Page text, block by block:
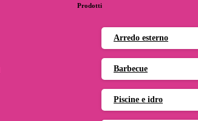
Prodotti
Arredo esterno
Barbecue
Piscine e idro